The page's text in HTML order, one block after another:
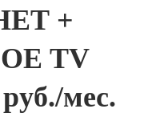
+
TV
руб./мес.